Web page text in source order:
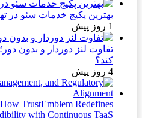
بهترین پکیج خدمات سئو در
1 روز پیش
تفاوت لنز دوردار و بدون
کند؟
4 روز پیش
TrustEmblem Redefines
with Continuous TaaS